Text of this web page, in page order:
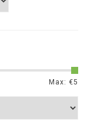
Max: €5